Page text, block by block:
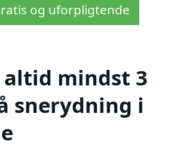
og uforpligtende
mindst 3
snerydning i